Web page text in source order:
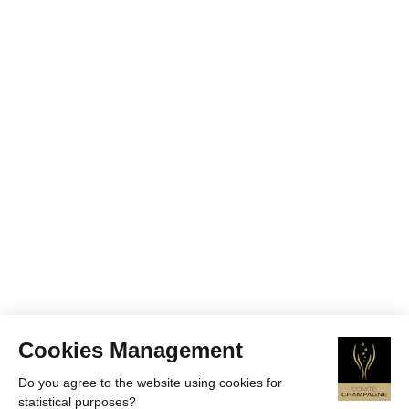
Cookies Management
Do you agree to the website using cookies for
statistical purposes?